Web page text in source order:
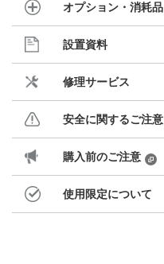
オプション・消耗品
設置資料
修理サービス
安全に関するご注意
購入前のご注意
使用限定について